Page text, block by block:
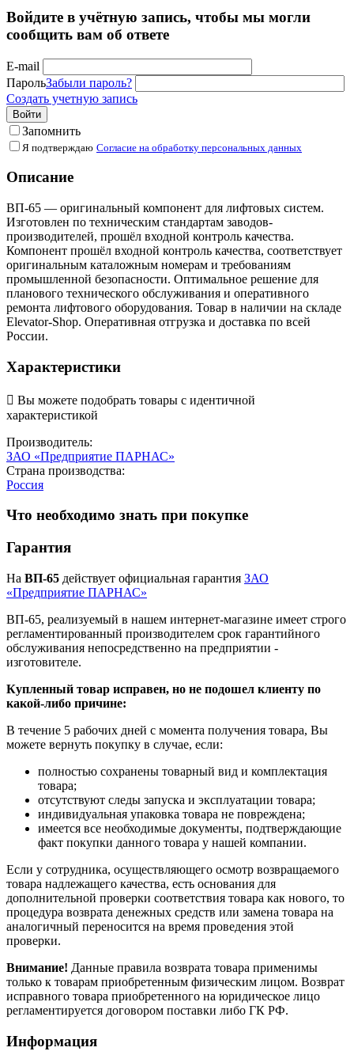
Войдите в учётную запись, чтобы мы могли
сообщить вам об ответе
E-mail
ПарольЗабыли пароль?
Создать учетную запись
Войти
Запомнить
Я подтверждаю Согласие на обработку персональных данных
Описание
ВП-65 — оригинальный компонент для лифтовых систем.
Изготовлен по техническим стандартам заводов-
производителей, прошёл входной контроль качества.
Компонент прошёл входной контроль качества, соответствует
оригинальным каталожным номерам и требованиям
промышленной безопасности. Оптимальное решение для
планового технического обслуживания и оперативного
ремонта лифтового оборудования. Товар в наличии на складе
Elevator-Shop. Оперативная отгрузка и доставка по всей
России.
Характеристики
 Вы можете подобрать товары с идентичной
характеристикой
Производитель:
ЗАО «Предприятие ПАРНАС»
Страна производства:
Россия
Что необходимо знать при покупке
Гарантия
На ВП-65 действует официальная гарантия ЗАО
«Предприятие ПАРНАС»
ВП-65, реализуемый в нашем интернет-магазине имеет строго
регламентированный производителем срок гарантийного
обслуживания непосредственно на предприятии -
изготовителе.
Купленный товар исправен, но не подошел клиенту по
какой-либо причине:
В течение 5 рабочих дней с момента получения товара, Вы
можете вернуть покупку в случае, если:
полностью сохранены товарный вид и комплектация
товара;
отсутствуют следы запуска и эксплуатации товара;
индивидуальная упаковка товара не повреждена;
имеется все необходимые документы, подтверждающие
факт покупки данного товара у нашей компании.
Если у сотрудника, осуществляющего осмотр возвращаемого
товара надлежащего качества, есть основания для
дополнительной проверки соответствия товара как нового, то
процедура возврата денежных средств или замена товара на
аналогичный переносится на время проведения этой
проверки.
Внимание! Данные правила возврата товара применимы
только к товарам приобретенным физическим лицом. Возврат
исправного товара приобретенного на юридическое лицо
регламентируется договором поставки либо ГК РФ.
Информация